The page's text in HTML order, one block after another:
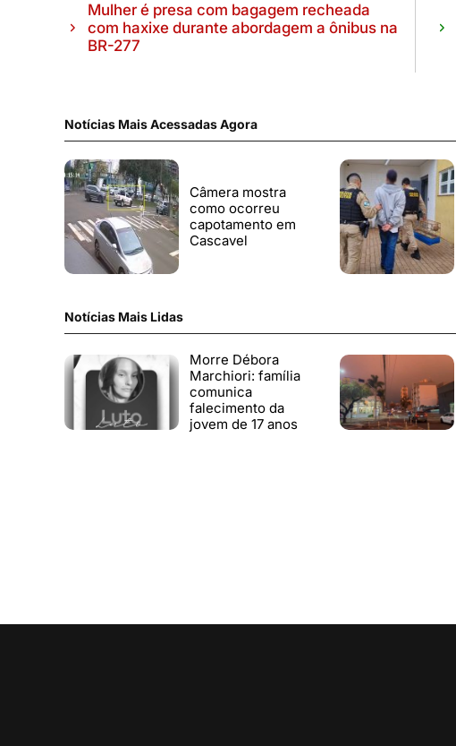
Mulher é presa com bagagem recheada
com haxixe durante abordagem a ônibus na
BR-277
Notícias Mais Acessadas Agora
Câmera mostra
como ocorreu
capotamento em
Cascavel
Notícias Mais Lidas
Morre Débora
Marchiori: família
comunica
falecimento da
jovem de 17 anos